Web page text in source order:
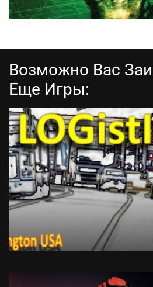
Left 4 Dead
Возможно Вас
Еще Игры: